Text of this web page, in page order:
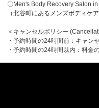
〇Men's Body Recovery Salon
（北谷町にあるメンズボディケア
＜キャンセルポリシー
・予約時間の24時間前：キャン
・予約時間の24時間以内：料